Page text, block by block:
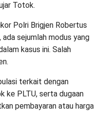
Totok.
Polri Brigjen Robertus
ada sejumlah modus yang
kasus ini. Salah
terkait dengan
ke PLTU, serta dugaan
pembayaran atau harga